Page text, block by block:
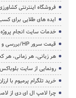
فروشگاه اینترنتی
ایده های طلایی برای کسب
خدمات سایت انجام
قیمت سرور HP/بررسی و خرید سرور اچ پی
هر زبانی، هر زمانی، هر
رونمایی از سایت
خرید تلگرام پرمیوم با
چرا لامپ ال ای دی از